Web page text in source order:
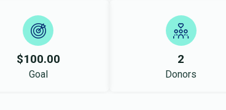
$100.00
Goal
2
Donors